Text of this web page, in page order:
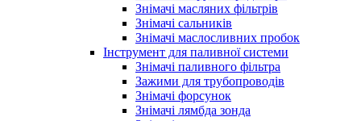
Знімачі масляних фільтрів
Знімачі сальників
Знімачі маслосливних пробок
Інструмент для паливної системи
Знімачі паливного фільтра
Зажими для трубопроводів
Знімачі форсунок
Знімачі лямбда зонда